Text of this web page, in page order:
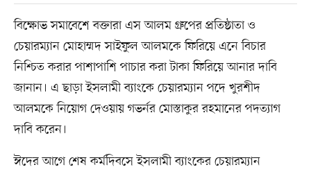
বিক্ষোভ সমাবেশে বক্তারা এস আলম গ্রুপের প্রতিষ্ঠাতা ও
চেয়ারম্যান মোহাম্মদ সাইফুল আলমকে ফিরিয়ে এনে বিচার
নিশ্চিত করার পাশাপাশি পাচার করা টাকা ফিরিয়ে আনার দাবি
জানান। এ ছাড়া ইসলামী ব্যাংকে চেয়ারম্যান পদে খুরশীদ
আলমকে নিয়োগ দেওয়ায় গভর্নর মোস্তাকুর রহমানের পদত্যাগ
দাবি করেন।
ঈদের আগে শেষ কর্মদিবসে ইসলামী ব্যাংকের চেয়ারম্যান